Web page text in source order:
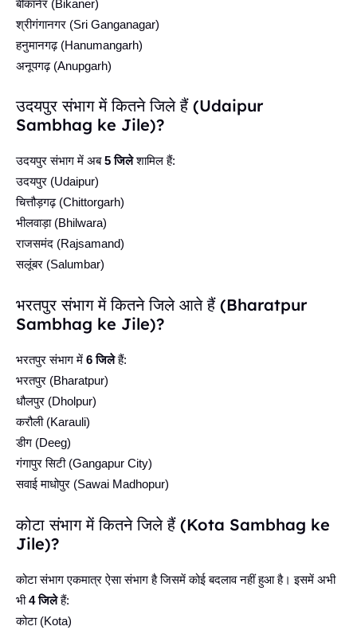
बीकानेर (Bikaner)
श्रीगंगानगर (Sri Ganganagar)
हनुमानगढ़ (Hanumangarh)
अनूपगढ़ (Anupgarh)
उदयपुर संभाग में कितने जिले हैं (Udaipur
Sambhag ke Jile)?
उदयपुर संभाग में अब5 जिलेशामिल हैं:
उदयपुर (Udaipur)
चित्तौड़गढ़ (Chittorgarh)
भीलवाड़ा (Bhilwara)
राजसमंद (Rajsamand)
सलूंबर (Salumbar)
भरतपुर संभाग में कितने जिले आते हैं (Bharatpur
Sambhag ke Jile)?
भरतपुर संभाग में 6 जिलेहैं:
भरतपुर (Bharatpur)
धौलपुर (Dholpur)
करौली (Karauli)
डीग (Deeg)
गंगापुर सिटी (Gangapur City)
सवाई माधोपुर (Sawai Madhopur)
कोटा संभाग में कितने जिले हैं (Kota Sambhag ke
Jile)?
कोटा संभाग एकमात्र ऐसा संभाग है जिसमें कोई बदलाव नहीं हुआ है। इसमें अभी
भी4 जिलेहैं:
कोटा (Kota)